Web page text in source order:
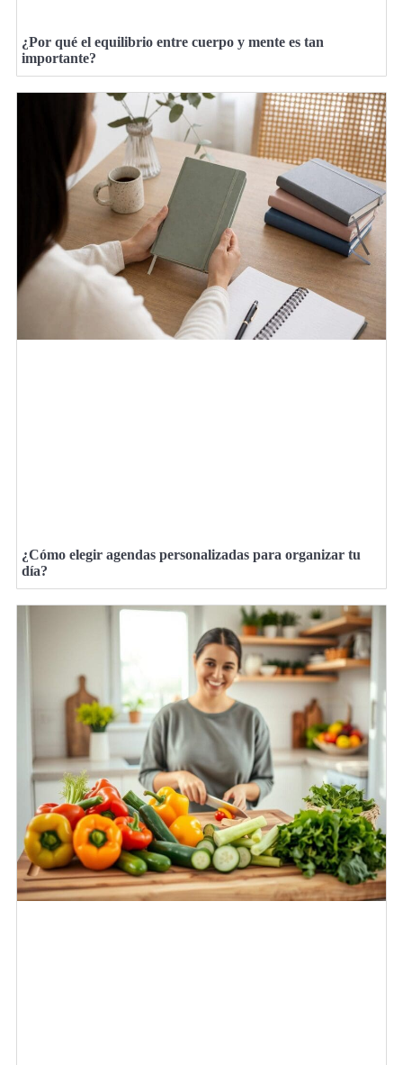
¿Por qué el equilibrio entre cuerpo y mente es tan
importante?
¿Cómo elegir agendas personalizadas para organizar tu
día?